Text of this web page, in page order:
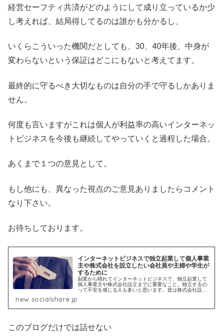
経営セーフティ共済がどのようにして成り立っているか少
し考えれば、結局得してるのは誰かも分かるし、
いくらこういった機関だとしても、30、40年後、中身が
変わらないという保証はどこにもないと考えてます。
最終的に守るべき大切なものは自分の手で守るしかありま
せん。
何度も言いますがこれは個人が利益率の高いインターネッ
トビジネスを今後も継続してやっていくと過程した場合。
あくまで１つの意見として。
もし他にも、異なった視点のご意見ありましたらコメント
なり下さい。
お待ちしております。
インターネットビジネスで独立起業して個人事業
主や株式会社を設立したい会社員や主婦や学生が
するために
副業から晴れてインターネットビジネスで、独立起業して
個人事業主や株式会社設立までに重要なこと。独立するの
って不安を感じる人も多いと思います。昔は株式会社設立
new.socialshare.jp
このブログだけでは話せない